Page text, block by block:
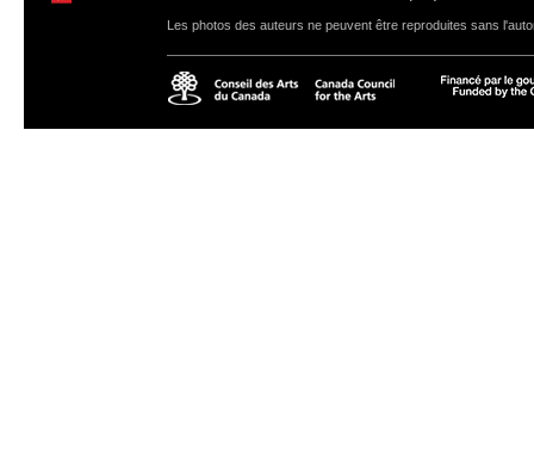
Les photos des auteurs ne peuvent être reproduites sans